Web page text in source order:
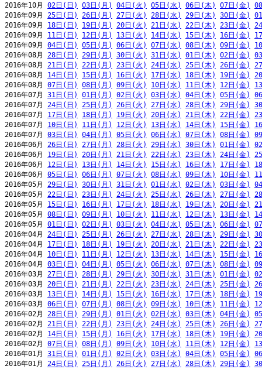
2016年10月 02日(日) 03日(月) 04日(火) 05日(水) 06日(木) 07日(金)
2016年09月 25日(日) 26日(月) 27日(火) 28日(水) 29日(木) 30日(金)
2016年09月 18日(日) 19日(月) 20日(火) 21日(水) 22日(木) 23日(金)
2016年09月 11日(日) 12日(月) 13日(火) 14日(水) 15日(木) 16日(金)
2016年09月 04日(日) 05日(月) 06日(火) 07日(水) 08日(木) 09日(金)
2016年08月 28日(日) 29日(月) 30日(火) 31日(水) 01日(木) 02日(金)
2016年08月 21日(日) 22日(月) 23日(火) 24日(水) 25日(木) 26日(金)
2016年08月 14日(日) 15日(月) 16日(火) 17日(水) 18日(木) 19日(金)
2016年08月 07日(日) 08日(月) 09日(火) 10日(水) 11日(木) 12日(金)
2016年07月 31日(日) 01日(月) 02日(火) 03日(水) 04日(木) 05日(金)
2016年07月 24日(日) 25日(月) 26日(火) 27日(水) 28日(木) 29日(金)
2016年07月 17日(日) 18日(月) 19日(火) 20日(水) 21日(木) 22日(金)
2016年07月 10日(日) 11日(月) 12日(火) 13日(水) 14日(木) 15日(金)
2016年07月 03日(日) 04日(月) 05日(火) 06日(水) 07日(木) 08日(金)
2016年06月 26日(日) 27日(月) 28日(火) 29日(水) 30日(木) 01日(金)
2016年06月 19日(日) 20日(月) 21日(火) 22日(水) 23日(木) 24日(金)
2016年06月 12日(日) 13日(月) 14日(火) 15日(水) 16日(木) 17日(金)
2016年06月 05日(日) 06日(月) 07日(火) 08日(水) 09日(木) 10日(金)
2016年05月 29日(日) 30日(月) 31日(火) 01日(水) 02日(木) 03日(金)
2016年05月 22日(日) 23日(月) 24日(火) 25日(水) 26日(木) 27日(金)
2016年05月 15日(日) 16日(月) 17日(火) 18日(水) 19日(木) 20日(金)
2016年05月 08日(日) 09日(月) 10日(火) 11日(水) 12日(木) 13日(金)
2016年05月 01日(日) 02日(月) 03日(火) 04日(水) 05日(木) 06日(金)
2016年04月 24日(日) 25日(月) 26日(火) 27日(水) 28日(木) 29日(金)
2016年04月 17日(日) 18日(月) 19日(火) 20日(水) 21日(木) 22日(金)
2016年04月 10日(日) 11日(月) 12日(火) 13日(水) 14日(木) 15日(金)
2016年04月 03日(日) 04日(月) 05日(火) 06日(水) 07日(木) 08日(金)
2016年03月 27日(日) 28日(月) 29日(火) 30日(水) 31日(木) 01日(金)
2016年03月 20日(日) 21日(月) 22日(火) 23日(水) 24日(木) 25日(金)
2016年03月 13日(日) 14日(月) 15日(火) 16日(水) 17日(木) 18日(金)
2016年03月 06日(日) 07日(月) 08日(火) 09日(水) 10日(木) 11日(金)
2016年02月 28日(日) 29日(月) 01日(火) 02日(水) 03日(木) 04日(金)
2016年02月 21日(日) 22日(月) 23日(火) 24日(水) 25日(木) 26日(金)
2016年02月 14日(日) 15日(月) 16日(火) 17日(水) 18日(木) 19日(金)
2016年02月 07日(日) 08日(月) 09日(火) 10日(水) 11日(木) 12日(金)
2016年01月 31日(日) 01日(月) 02日(火) 03日(水) 04日(木) 05日(金)
2016年01月 24日(日) 25日(月) 26日(火) 27日(水) 28日(木) 29日(金)